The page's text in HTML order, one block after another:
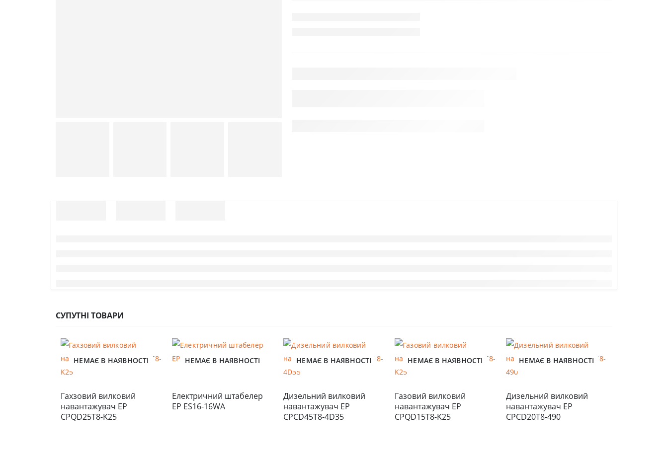
СУПУТНІ ТОВАРИ
НЕМАЄ В НАЯВНОСТІ
Гахзовий вилковий
навантажувач EP
CPQD25T8-K25
НЕМАЄ В НАЯВНОСТІ
Електричний штабелер
EP ES16-16WA
НЕМАЄ В НАЯВНОСТІ
Дизельний вилковий
навантажувач EP
CPCD45T8-4D35
НЕМАЄ В НАЯВНОСТІ
Газовий вилковий
навантажувач EP
CPQD15T8-K25
НЕМАЄ В НАЯВНОСТІ
Дизельний вилковий
навантажувач EP
CPCD20T8-490